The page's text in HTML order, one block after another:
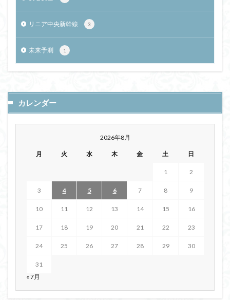
リニア中央新幹線 3
未来予測 1
カレンダー
2026年8月
月 火 水 木 金 土 日
1 2
3 4 5 6 7 8 9
10 11 12 13 14 15 16
17 18 19 20 21 22 23
24 25 26 27 28 29 30
31
« 7月